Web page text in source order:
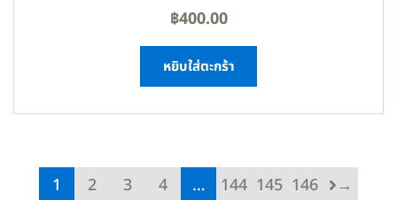
฿400.00
หยิบใส่ตะกร้า
1 2 3 4 … 144 145 146 →